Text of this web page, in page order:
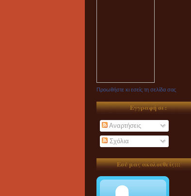
Προωθήστε κι εσείς τη σελίδα σας
Εγγραφή σε:
Αναρτήσεις
Σχόλια
Εσύ μας ακολουθείς:::